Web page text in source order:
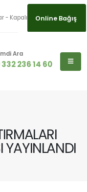
- Kapalı Online Bağış
Ara
332 236 14 60
YAYINLANDI